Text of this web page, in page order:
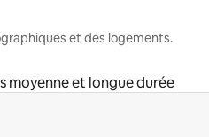
et des logements.
moyenne et longue durée